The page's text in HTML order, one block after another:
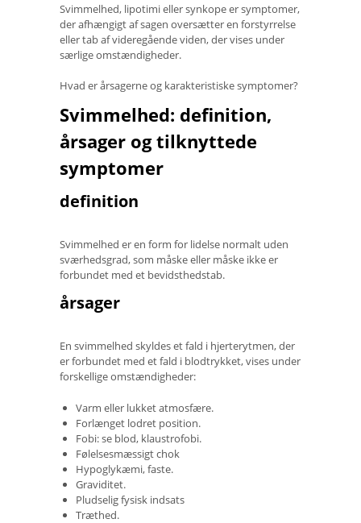
Svimmelhed, lipotimi eller synkope er symptomer,
der afhængigt af sagen oversætter en forstyrrelse
eller tab af videregående viden, der vises under
særlige omstændigheder.
Hvad er årsagerne og karakteristiske symptomer?
Svimmelhed: definition,
årsager og tilknyttede
symptomer
definition
Svimmelhed er en form for lidelse normalt uden
sværhedsgrad, som måske eller måske ikke er
forbundet med et bevidsthedstab.
årsager
En svimmelhed skyldes et fald i hjerterytmen, der
er forbundet med et fald i blodtrykket, vises under
forskellige omstændigheder:
Varm eller lukket atmosfære.
Forlænget lodret position.
Fobi: se blod, klaustrofobi.
Følelsesmæssigt chok
Hypoglykæmi, faste.
Graviditet.
Pludselig fysisk indsats
Træthed.